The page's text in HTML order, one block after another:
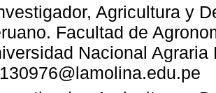
Agricultura y
Facultad de
Nacional Agraria